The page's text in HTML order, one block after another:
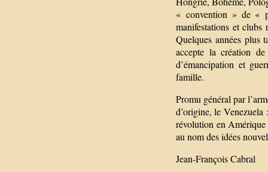
« convention » de «
manifestations et
Quelques années plus
accepte la création
d’émancipation et
famille.
Promu général par
d’origine, le
révolution en
au nom des idées
Jean-François Cabral